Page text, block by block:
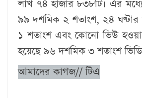
লাখ ৭৪ হাজার ৮৩৮টি। এর
৯৯ দশমিক ২ শতাংশ, ২৪
১ শতাংশ এবং কোনো ভিউ
হয়েছে ৯৬ দশমিক ৩ শতাংশ
আমাদের কাগজ// টিএ